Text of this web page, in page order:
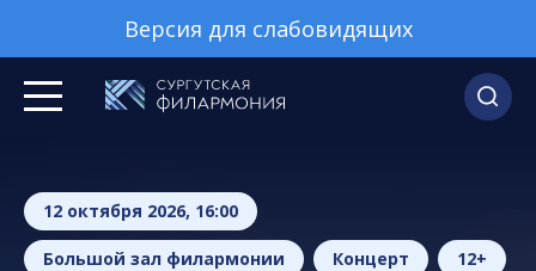
Версия для слабовидящих
12 октября 2026, 16:00
Большой зал филармонии Концерт 12+